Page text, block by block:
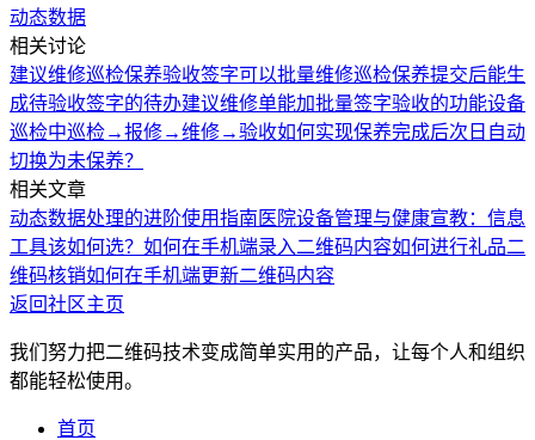
动态数据
相关讨论
建议维修巡检保养验收签字可以批量维修巡检保养提交后能生
成待验收签字的待办建议维修单能加批量签字验收的功能设备
巡检中巡检→报修→维修→验收如何实现保养完成后次日自动
切换为未保养？
相关文章
动态数据处理的进阶使用指南 医院设备管理与健康宣教：信息
工具该如何选？ 如何在手机端录入二维码内容如何进行礼品二
维码核销如何在手机端更新二维码内容
返回社区主页
我们努力把二维码技术变成简单实用的产品，让每个人和组织
都能轻松使用。
首页